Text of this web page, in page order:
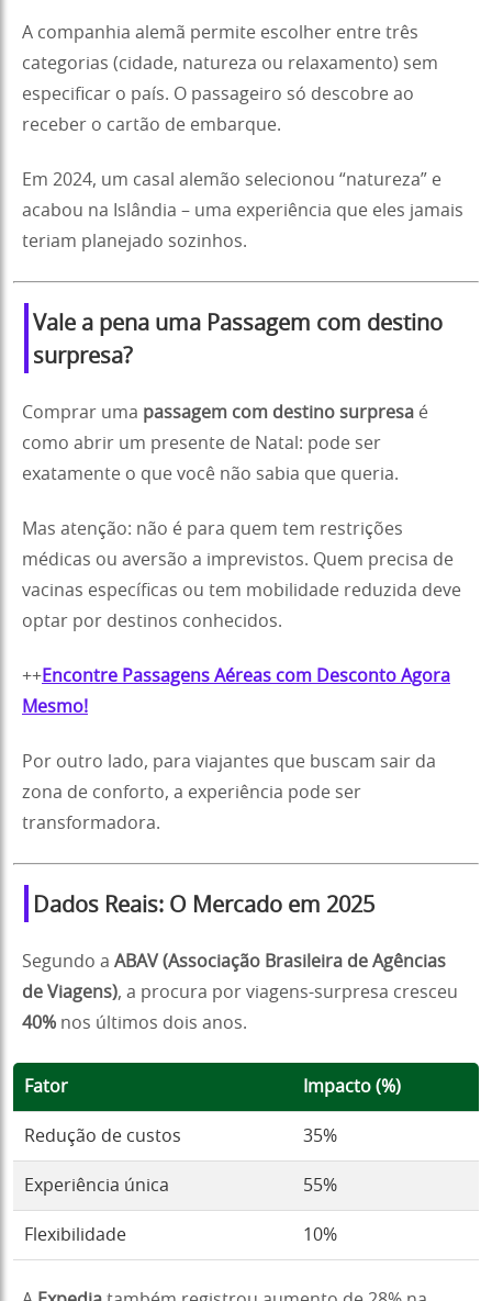
A companhia alemã permite escolher entre três
categorias (cidade, natureza ou relaxamento) sem
especificar o país. O passageiro só descobre ao
receber o cartão de embarque.
Em 2024, um casal alemão selecionou “natureza” e
acabou na Islândia – uma experiência que eles jamais
teriam planejado sozinhos.
Vale a pena uma Passagem com destino
surpresa?
Comprar uma passagem com destino surpresa é
como abrir um presente de Natal: pode ser
exatamente o que você não sabia que queria.
Mas atenção: não é para quem tem restrições
médicas ou aversão a imprevistos. Quem precisa de
vacinas específicas ou tem mobilidade reduzida deve
optar por destinos conhecidos.
++Encontre Passagens Aéreas com Desconto Agora
Mesmo!
Por outro lado, para viajantes que buscam sair da
zona de conforto, a experiência pode ser
transformadora.
Dados Reais: O Mercado em 2025
Segundo a ABAV (Associação Brasileira de Agências
de Viagens), a procura por viagens-surpresa cresceu
40% nos últimos dois anos.
Fator Impacto (%)
Redução de custos 35%
Experiência única 55%
Flexibilidade 10%